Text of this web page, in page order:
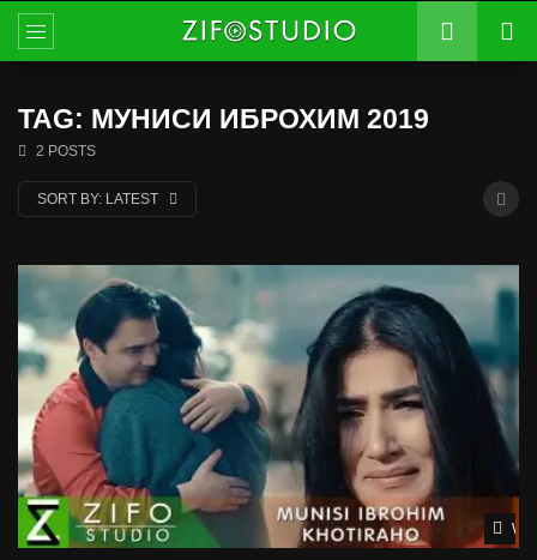
TAG: МУНИСИ ИБРОХИМ 2019
2 POSTS
SORT BY: LATEST